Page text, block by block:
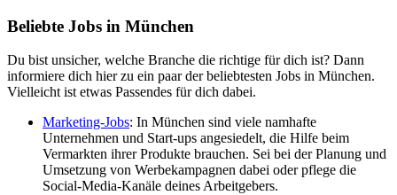
Beliebte Jobs in München
Du bist unsicher, welche Branche die richtige für dich ist? Dann
informiere dich hier zu ein paar der beliebtesten Jobs in München.
Vielleicht ist etwas Passendes für dich dabei.
Marketing-Jobs: In München sind viele namhafte
Unternehmen und Start-ups angesiedelt, die Hilfe beim
Vermarkten ihrer Produkte brauchen. Sei bei der Planung und
Umsetzung von Werbekampagnen dabei oder pflege die
Social-Media-Kanäle deines Arbeitgebers.